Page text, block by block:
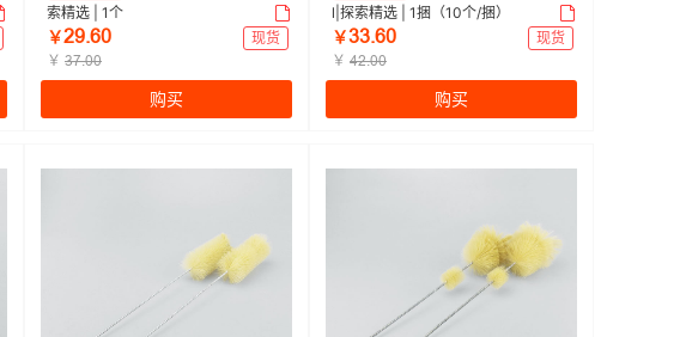
索精选 | 1个
￥ſůŤƧř
现货
￥ ŁƚŤřř
购买
l|探索精选 | 1捆（10个/捆）
￥ŁŁŤƧř
现货
￥ ȂſŤřř
购买